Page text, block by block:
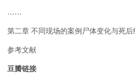
……
第二章 不同现场的案例尸体变化与死后
参考文献
豆瓣链接